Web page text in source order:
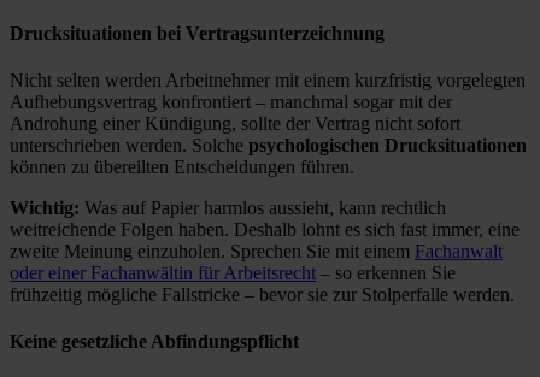
Drucksituationen bei Vertragsunterzeichnung
Nicht selten werden Arbeitnehmer mit einem kurzfristig vorgelegten
Aufhebungsvertrag konfrontiert – manchmal sogar mit der
Androhung einer Kündigung, sollte der Vertrag nicht sofort
unterschrieben werden. Solche psychologischen Drucksituationen
können zu übereilten Entscheidungen führen.
Wichtig: Was auf Papier harmlos aussieht, kann rechtlich
weitreichende Folgen haben. Deshalb lohnt es sich fast immer, eine
zweite Meinung einzuholen. Sprechen Sie mit einem Fachanwalt
oder einer Fachanwältin für Arbeitsrecht – so erkennen Sie
frühzeitig mögliche Fallstricke – bevor sie zur Stolperfalle werden.
Keine gesetzliche Abfindungspflicht